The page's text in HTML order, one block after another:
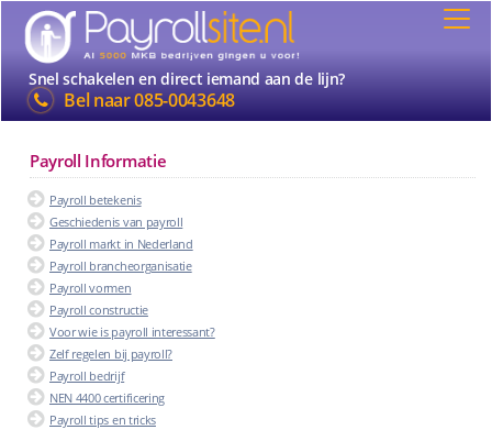
Snel schakelen en direct iemand aan de lijn?
Bel naar085-0043648
Payroll Informatie
Payroll betekenis
Geschiedenis van payroll
Payroll markt in Nederland
Payroll brancheorganisatie
Payroll vormen
Payroll constructie
Voor wie is payroll interessant?
Zelf regelen bij payroll?
Payroll bedrijf
NEN 4400 certificering
Payroll tips en tricks